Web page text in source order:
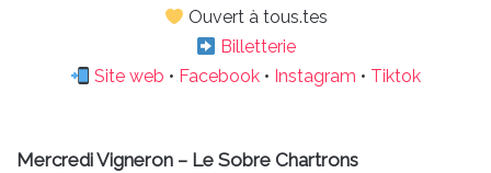
Ouvert à tous.tes
Billetterie
Site web • Facebook • Instagram • Tiktok
Mercredi Vigneron – Le Sobre Chartrons